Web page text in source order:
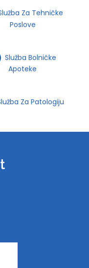
Za Tehničke
Poslove
Služba Bolničke
Apoteke
Za Patologiju